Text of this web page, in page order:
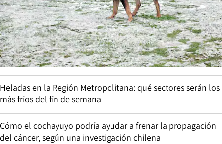
Heladas en la Región Metropolitana: qué sectores serán los
más fríos del fin de semana
Cómo el cochayuyo podría ayudar a frenar la propagación
del cáncer, según una investigación chilena